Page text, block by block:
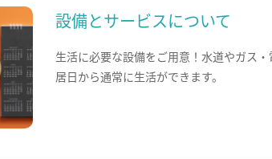
設備とサービスについて
生活に必要な設備をご用意！水道やガス
居日から通常に生活ができます。